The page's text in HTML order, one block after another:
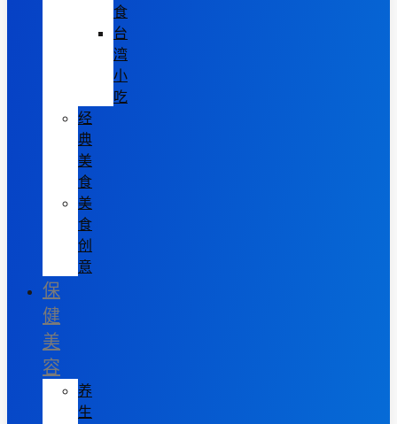
食
台
湾
小
吃
经
典
美
食
美
食
创
意
保
健
美
容
养
生